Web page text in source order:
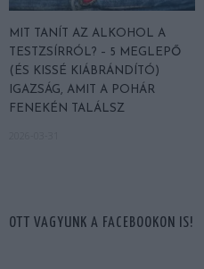
MIT TANÍT AZ ALKOHOL A
TESTZSÍRRÓL? – 5 MEGLEPŐ
(ÉS KISSÉ KIÁBRÁNDÍTÓ)
IGAZSÁG, AMIT A POHÁR
FENEKÉN TALÁLSZ
OTT VAGYUNK A FACEBOOKON IS!